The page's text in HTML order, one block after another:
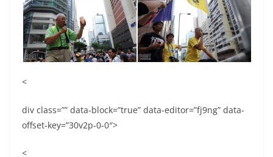
<
div class=”” data-block=”true” data-editor=”fj9ng” data-
offset-key=”30v2p-0-0″>
<